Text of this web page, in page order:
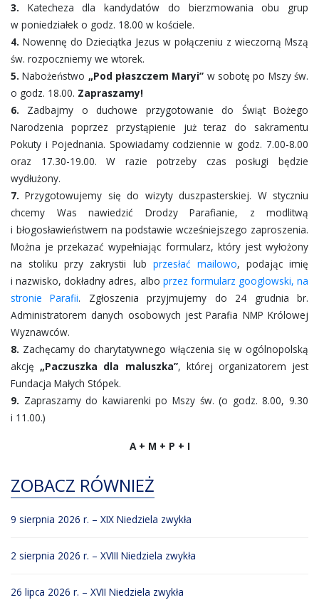
3. Katecheza dla kandydatów do bierzmowania obu grup
w poniedziałek o godz. 18.00 w kościele.
4. Nowennę do Dzieciątka Jezus w połączeniu z wieczorną Mszą
św. rozpoczniemy we wtorek.
5. Nabożeństwo „Pod płaszczem Maryi” w sobotę po Mszy św.
o godz. 18.00. Zapraszamy!
6. Zadbajmy o duchowe przygotowanie do Świąt Bożego
Narodzenia poprzez przystąpienie już teraz do sakramentu
Pokuty i Pojednania. Spowiadamy codziennie w godz. 7.00-8.00
oraz 17.30-19.00. W razie potrzeby czas posługi będzie
wydłużony.
7. Przygotowujemy się do wizyty duszpasterskiej. W styczniu
chcemy Was nawiedzić Drodzy Parafianie, z modlitwą
i błogosławieństwem na podstawie wcześniejszego zaproszenia.
Można je przekazać wypełniając formularz, który jest wyłożony
na stoliku przy zakrystii lub przesłać mailowo, podając imię
i nazwisko, dokładny adres, albo przez formularz googlowski, na
stronie Parafii. Zgłoszenia przyjmujemy do 24 grudnia br.
Administratorem danych osobowych jest Parafia NMP Królowej
Wyznawców.
8. Zachęcamy do charytatywnego włączenia się w ogólnopolską
akcję„Paczuszka dla maluszka”, której organizatorem jest
Fundacja Małych Stópek.
9. Zapraszamy do kawiarenki po Mszy św. (o godz. 8.00, 9.30
i 11.00.)
A + M + P + I
ZOBACZ RÓWNIEŻ
9 sierpnia 2026 r. – XIX Niedziela zwykła
2 sierpnia 2026 r. – XVIII Niedziela zwykła
26 lipca 2026 r. – XVII Niedziela zwykła